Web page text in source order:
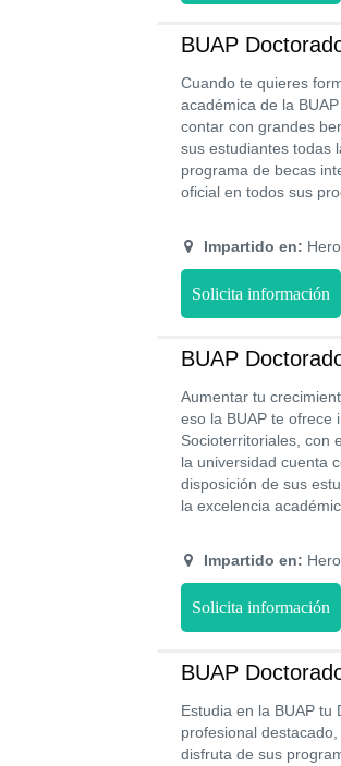
BUAP
Cuando te quieres
académica de la
contar con grandes
sus estudiantes todas
programa de becas
oficial en todos sus
Impartido en:
Solicita información
BUAP
Aumentar tu
eso la BUAP te ofrece
Socioterritoriales, con
la universidad cuenta
disposición de sus
la excelencia
Impartido en:
Solicita información
BUAP
Estudia en la BUAP
profesional
disfruta de sus